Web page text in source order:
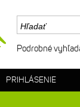
Podrobné
PRIHLÁSENIE